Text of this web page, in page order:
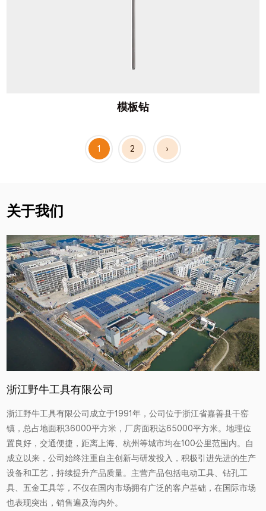
模板钻
1 2 ›
关于我们
浙江野牛工具有限公司
浙江野牛工具有限公司成立于1991年，公司位于浙江省嘉善县干窑
镇，总占地面积36000平方米，厂房面积达65000平方米。地理位
置良好，交通便捷，距离上海、杭州等城市均在100公里范围内。自
成立以来，公司始终注重自主创新与研发投入，积极引进先进的生产
设备和工艺，持续提升产品质量。主营产品包括电动工具、钻孔工
具、五金工具等，不仅在国内市场拥有广泛的客户基础，在国际市场
也表现突出，销售遍及海内外。